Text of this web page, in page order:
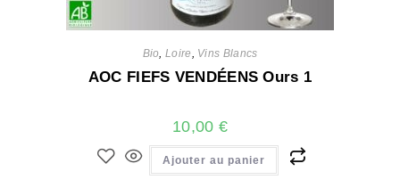
Bio,Loire, Vins Blancs
AOC FIEFS VENDÉENS Ours 1
10,00 €
Ajouter au panier